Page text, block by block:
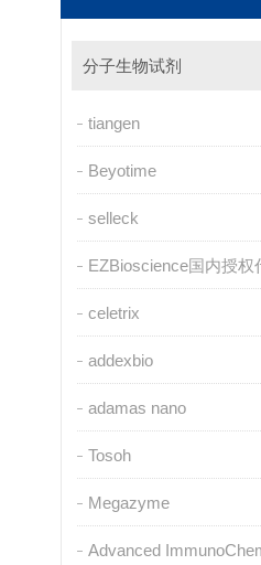
分子生物试剂
tiangen
Beyotime
selleck
EZBioscience国内授权
celetrix
addexbio
adamas nano
Tosoh
Megazyme
Advanced